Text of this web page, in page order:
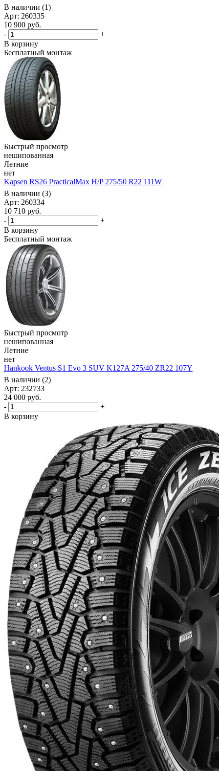
В наличии (1)
Арт: 260335
10 900 руб.
-
+
В корзину
Бесплатный монтаж
Быстрый просмотр
нешипованная
Летние
нет
Kapsen RS26 PracticalMax H/P 275/50 R22 111W
В наличии (3)
Арт: 260334
10 710 руб.
-
+
В корзину
Бесплатный монтаж
Быстрый просмотр
нешипованная
Летние
нет
Hankook Ventus S1 Evo 3 SUV K127A 275/40 ZR22 107Y
В наличии (2)
Арт: 232733
24 000 руб.
-
+
В корзину